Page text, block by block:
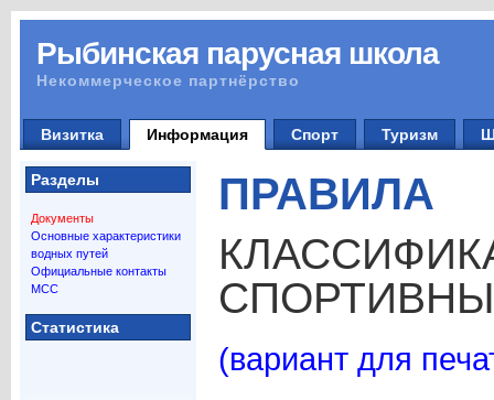
Рыбинская парусная школа
Некоммерческое партнёрство
Визитка Информация Спорт Туризм
Разделы
Документы
Основные характеристики
водных путей
Официальные контакты
МСС
Статистика
ПРАВИЛА
(вариант для